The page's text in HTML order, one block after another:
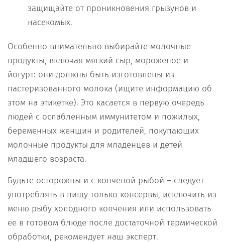
защищайте от проникновения грызунов и
насекомых.
Особенно внимательно выбирайте молочные
продукты, включая мягкий сыр, мороженое и
йогурт: они должны быть изготовлены из
пастеризованного молока (ищите информацию об
этом на этикетке). Это касается в первую очередь
людей с ослабленным иммунитетом и пожилых,
беременных женщин и родителей, покупающих
молочные продукты для младенцев и детей
младшего возраста.
Будьте осторожны и с копченой рыбой – следует
употреблять в пищу только консервы, исключить из
меню рыбу холодного копчения или использовать
ее в готовом блюде после достаточной термической
обработки, рекомендует наш эксперт.